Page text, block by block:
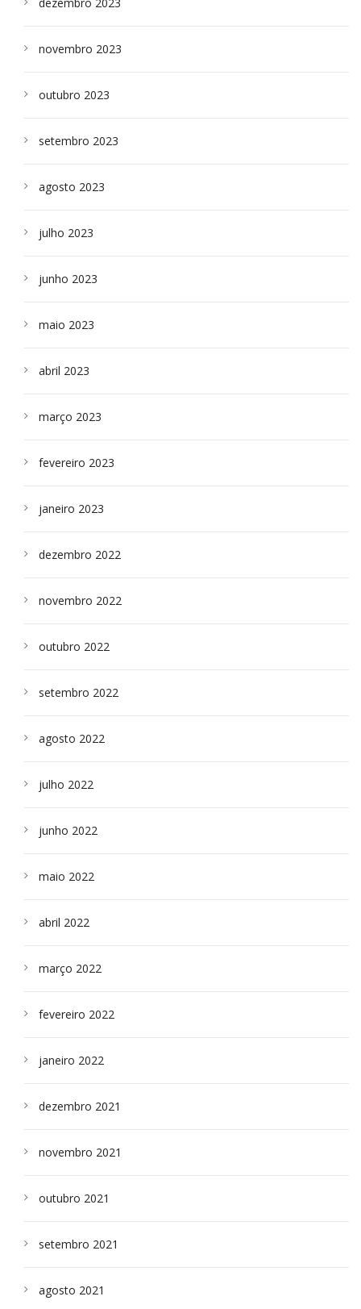
novembro 2023
outubro 2023
setembro 2023
agosto 2023
julho 2023
junho 2023
maio 2023
abril 2023
março 2023
fevereiro 2023
janeiro 2023
dezembro 2022
novembro 2022
outubro 2022
setembro 2022
agosto 2022
julho 2022
junho 2022
maio 2022
abril 2022
março 2022
fevereiro 2022
janeiro 2022
dezembro 2021
novembro 2021
outubro 2021
setembro 2021
agosto 2021